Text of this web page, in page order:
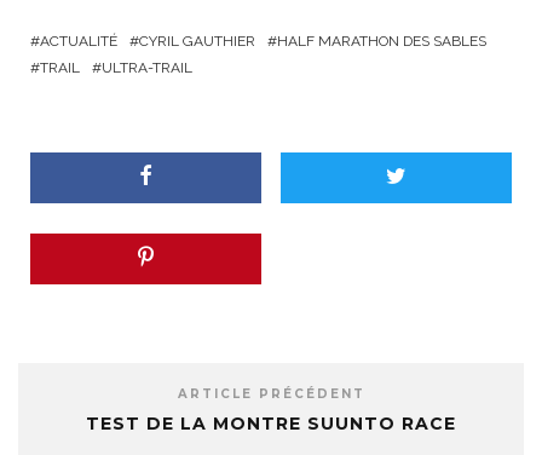
ACTUALITÉ CYRIL GAUTHIER
HALF MARATHON DES SABLES
TRAIL
ULTRA-TRAIL
ARTICLE PRÉCÉDENT
TEST DE LA MONTRE SUUNTO RACE